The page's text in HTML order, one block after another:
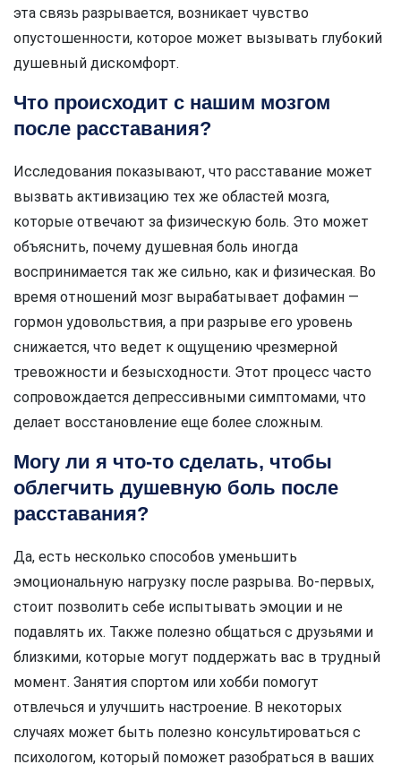
эта связь разрывается, возникает чувство
опустошенности, которое может вызывать глубокий
душевный дискомфорт.
Что происходит с нашим мозгом
после расставания?
Исследования показывают, что расставание может
вызвать активизацию тех же областей мозга,
которые отвечают за физическую боль. Это может
объяснить, почему душевная боль иногда
воспринимается так же сильно, как и физическая. Во
время отношений мозг вырабатывает дофамин —
гормон удовольствия, а при разрыве его уровень
снижается, что ведет к ощущению чрезмерной
тревожности и безысходности. Этот процесс часто
сопровождается депрессивными симптомами, что
делает восстановление еще более сложным.
Могу ли я что-то сделать, чтобы
облегчить душевную боль после
расставания?
Да, есть несколько способов уменьшить
эмоциональную нагрузку после разрыва. Во-первых,
стоит позволить себе испытывать эмоции и не
подавлять их. Также полезно общаться с друзьями и
близкими, которые могут поддержать вас в трудный
момент. Занятия спортом или хобби помогут
отвлечься и улучшить настроение. В некоторых
случаях может быть полезно консультироваться с
психологом, который поможет разобраться в ваших